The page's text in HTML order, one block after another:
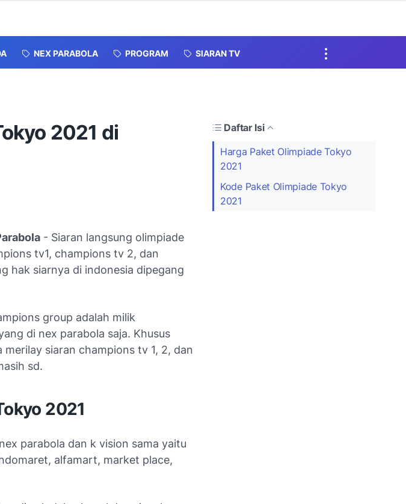
NEX PARABOLA PROGRAM SIARAN TV
2021 di
Daftar Isi
Harga Paket Olimpiade Tokyo
2021
Kode Paket Olimpiade Tokyo
2021
- Siaran langsung olimpiade
tv1, champions tv 2, dan
hak siarnya di indonesia dipegang
group adalah milik
di nex parabola saja. Khusus
siaran champions tv 1, 2, dan
sd.
2021
parabola dan k vision sama yaitu
alfamart, market place,